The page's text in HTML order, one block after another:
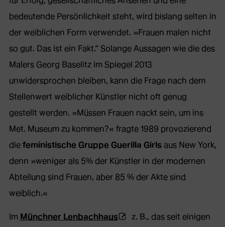
bedeutende Persönlichkeit steht, wird bislang selten in
der weiblichen Form verwendet. »Frauen malen nicht
so gut. Das ist ein Fakt.“ Solange Aussagen wie die des
Malers Georg Baselitz im Spiegel 2013
unwidersprochen bleiben, kann die Frage nach dem
Stellenwert weiblicher Künstler nicht oft genug
gestellt werden. »Müssen Frauen nackt sein, um ins
Met. Museum zu kommen?« fragte 1989 provozierend
die feministische Gruppe Guerilla Girlsaus New York,
denn »weniger als 5% der Künstler in der modernen
Abteilung sind Frauen, aber 85 % der Akte sind
weiblich.«
Im Münchner Lenbachhaus(Öffnetz. B., das seit einigen